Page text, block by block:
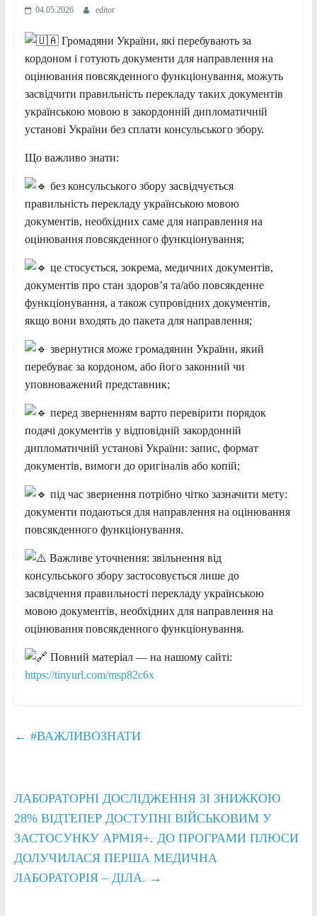
04.05.2026 editor
Громадяни України, які перебувають за
кордоном і готують документи для направлення на
оцінювання повсякденного функціонування, можуть
засвідчити правильність перекладу таких документів
українською мовою в закордонній дипломатичній
установі України без сплати консульського збору.
Що важливо знати:
без консульського збору засвідчується
правильність перекладу українською мовою
документів, необхідних саме для направлення на
оцінювання повсякденного функціонування;
це стосується, зокрема, медичних документів,
документів про стан здоров’я та/або повсякденне
функціонування, а також супровідних документів,
якщо вони входять до пакета для направлення;
звернутися може громадянин України, який
перебуває за кордоном, або його законний чи
уповноважений представник;
перед зверненням варто перевірити порядок
подачі документів у відповідній закордонній
дипломатичній установі України: запис, формат
документів, вимоги до оригіналів або копій;
під час звернення потрібно чітко зазначити мету:
документи подаються для направлення на оцінювання
повсякденного функціонування.
Важливе уточнення: звільнення від
консульського збору застосовується лише до
засвідчення правильності перекладу українською
мовою документів, необхідних для направлення на
оцінювання повсякденного функціонування.
Повний матеріал — на нашому сайті:
https://tinyurl.com/msp82c6x
← #ВАЖЛИВОЗНАТИ
ЛАБОРАТОРНІ ДОСЛІДЖЕННЯ ЗІ ЗНИЖКОЮ
28% ВІДТЕПЕР ДОСТУПНІ ВІЙСЬКОВИМ У
ЗАСТОСУНКУ АРМІЯ+. ДО ПРОГРАМИ ПЛЮСИ
ДОЛУЧИЛАСЯ ПЕРША МЕДИЧНА
ЛАБОРАТОРІЯ – ДІЛА. →